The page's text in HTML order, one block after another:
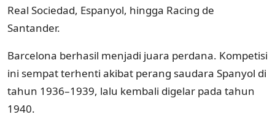
Real Sociedad, Espanyol, hingga Racing de
Santander.
Barcelona berhasil menjadi juara perdana. Kompetisi
ini sempat terhenti akibat perang saudara Spanyol di
tahun 1936–1939, lalu kembali digelar pada tahun
1940.